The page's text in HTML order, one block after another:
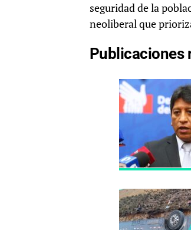
seguridad de la
neoliberal que
Publicaciones